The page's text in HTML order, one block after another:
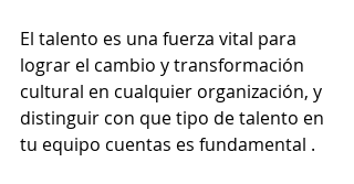
El talento es una fuerza vital para
lograr el cambio y transformación
cultural en cualquier organización, y
distinguir con que tipo de talento en
tu equipo cuentas es fundamental .